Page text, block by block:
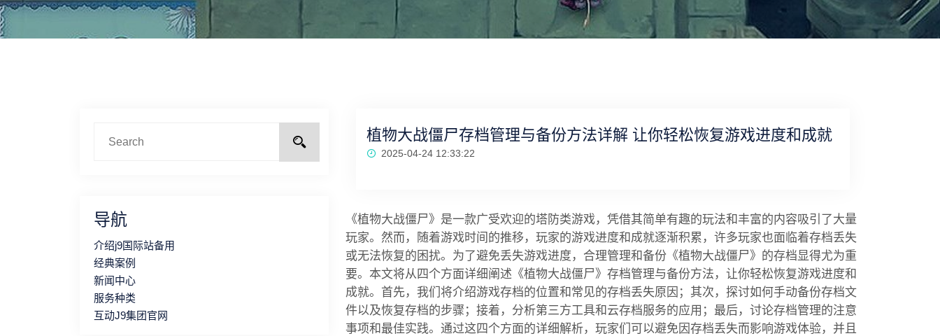
导航
介绍j9国际站备用
经典案例
新闻中心
服务种类
互动J9集团官网
植物大战僵尸存档管理与备份方法详解 让你轻松恢复游戏进度和成就
2025-04-24 12:33:22
《植物大战僵尸》是一款广受欢迎的塔防类游戏，凭借其简单有趣的玩法和丰富的内容吸引了大量
玩家。然而，随着游戏时间的推移，玩家的游戏进度和成就逐渐积累，许多玩家也面临着存档丢失
或无法恢复的困扰。为了避免丢失游戏进度，合理管理和备份《植物大战僵尸》的存档显得尤为重
要。本文将从四个方面详细阐述《植物大战僵尸》存档管理与备份方法，让你轻松恢复游戏进度和
成就。首先，我们将介绍游戏存档的位置和常见的存档丢失原因；其次，探讨如何手动备份存档文
件以及恢复存档的步骤；接着，分析第三方工具和云存档服务的应用；最后，讨论存档管理的注意
事项和最佳实践。通过这四个方面的详细解析，玩家们可以避免因存档丢失而影响游戏体验，并且